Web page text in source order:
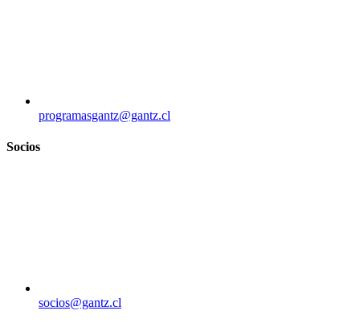
programasgantz@gantz.cl
Socios
socios@gantz.cl